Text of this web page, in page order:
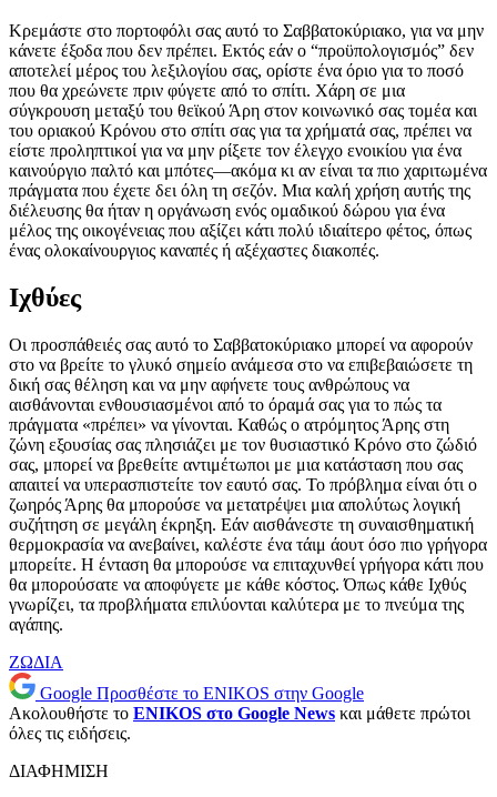
Κρεμάστε στο πορτοφόλι σας αυτό το Σαββατοκύριακο, για να μην
κάνετε έξοδα που δεν πρέπει. Εκτός εάν ο “προϋπολογισμός” δεν
αποτελεί μέρος του λεξιλογίου σας, ορίστε ένα όριο για το ποσό
που θα χρεώνετε πριν φύγετε από το σπίτι. Χάρη σε μια
σύγκρουση μεταξύ του θεϊκού Άρη στον κοινωνικό σας τομέα και
του οριακού Κρόνου στο σπίτι σας για τα χρήματά σας, πρέπει να
είστε προληπτικοί για να μην ρίξετε τον έλεγχο ενοικίου για ένα
καινούργιο παλτό και μπότες—ακόμα κι αν είναι τα πιο χαριτωμένα
πράγματα που έχετε δει όλη τη σεζόν. Μια καλή χρήση αυτής της
διέλευσης θα ήταν η οργάνωση ενός ομαδικού δώρου για ένα
μέλος της οικογένειας που αξίζει κάτι πολύ ιδιαίτερο φέτος, όπως
ένας ολοκαίνουργιος καναπές ή αξέχαστες διακοπές.
Ιχθύες
Οι προσπάθειές σας αυτό το Σαββατοκύριακο μπορεί να αφορούν
στο να βρείτε το γλυκό σημείο ανάμεσα στο να επιβεβαιώσετε τη
δική σας θέληση και να μην αφήνετε τους ανθρώπους να
αισθάνονται ενθουσιασμένοι από το όραμά σας για το πώς τα
πράγματα «πρέπει» να γίνονται. Καθώς ο ατρόμητος Άρης στη
ζώνη εξουσίας σας πλησιάζει με τον θυσιαστικό Κρόνο στο ζώδιό
σας, μπορεί να βρεθείτε αντιμέτωποι με μια κατάσταση που σας
απαιτεί να υπερασπιστείτε τον εαυτό σας. Το πρόβλημα είναι ότι ο
ζωηρός Άρης θα μπορούσε να μετατρέψει μια απολύτως λογική
συζήτηση σε μεγάλη έκρηξη. Εάν αισθάνεστε τη συναισθηματική
θερμοκρασία να ανεβαίνει, καλέστε ένα τάιμ άουτ όσο πιο γρήγορα
μπορείτε. Η ένταση θα μπορούσε να επιταχυνθεί γρήγορα κάτι που
θα μπορούσατε να αποφύγετε με κάθε κόστος. Όπως κάθε Ιχθύς
γνωρίζει, τα προβλήματα επιλύονται καλύτερα με το πνεύμα της
αγάπης.
ΖΩΔΙΑ
Google Προσθέστε το ENIKOS στην Google
Ακολουθήστε το ENIKOS στο Google News και μάθετε πρώτοι
όλες τις ειδήσεις.
ΔΙΑΦΗΜΙΣΗ